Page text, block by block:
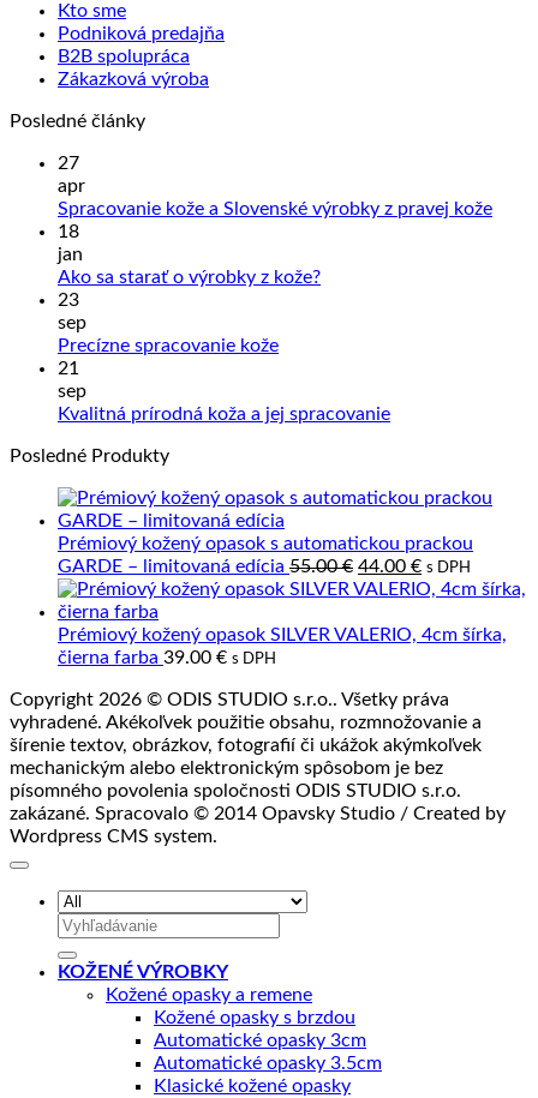
Kto sme
Podniková predajňa
B2B spolupráca
Zákazková výroba
Posledné články
27
apr
Spracovanie kože a Slovenské výrobky z pravej kože
18
jan
Ako sa starať o výrobky z kože?Žiadne
o
23
sep
Precízne spracovanie kožeŽiadne
Precízne
21
sep
Kvalitná prírodná koža a jej spracovanieŽiadne
prírodná
a
jej
spracovanie
Posledné Produkty
Prémiový kožený opasok s automatickou prackou
GARDE – limitovaná edícia 55.00€ Pôvodná
cena
55.00 €.
44.00 €Aktuálna
cena
44.00 €.
s DPH
Prémiový kožený opasok SILVER VALERIO, 4cm šírka,
čierna farba 39.00 € s DPH
Copyright 2026 © ODIS STUDIO s.r.o.. Všetky práva
vyhradené. Akékoľvek použitie obsahu, rozmnožovanie a
šírenie textov, obrázkov, fotografií či ukážok akýmkoľvek
mechanickým alebo elektronickým spôsobom je bez
písomného povolenia spoločnosti ODIS STUDIO s.r.o.
zakázané. Spracovalo © 2014 Opavsky Studio / Created by
Wordpress CMS system.
Hľadať:
KOŽENÉ VÝROBKY
Kožené opasky a remene
Kožené opasky s brzdou
Automatické opasky 3cm
Automatické opasky 3.5cm
Klasické kožené opasky